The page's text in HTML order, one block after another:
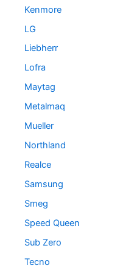
Kenmore
LG
Liebherr
Lofra
Maytag
Metalmaq
Mueller
Northland
Realce
Samsung
Smeg
Speed Queen
Sub Zero
Tecno